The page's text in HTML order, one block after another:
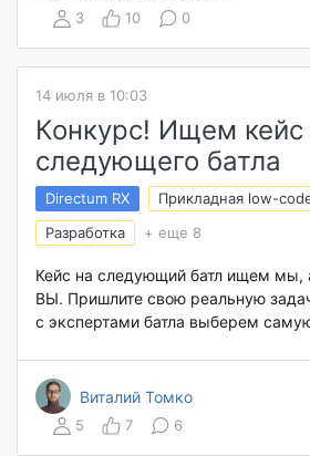
3 10 0
14 июля в 10:03
Конкурс! Ищем кейс
следующего батла
Directum RX
Прикладная low-
Разработка
+ еще 8
Кейс на следующий батл ищем мы,
ВЫ. Пришлите свою реальную
с экспертами батла выберем
Виталий Томко
5 7 6